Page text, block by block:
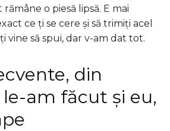
o piesă lipsă. E mai
ce ți se cere și să trimiți acel
vine să spui, dar v-am dat tot.
din
am făcut și eu,